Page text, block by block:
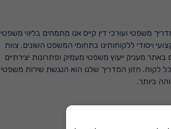
משפטי ועורכי דין קייס אנו מתמחים בליווי משפטי
ויסודי ללקוחותינו בתחומי המשפט השונים. צוות
באתר מעניק ייעוץ משפטי מעמיק ופתרונות יצירתיים
לקוח. חזון המדריך שלנו הוא הנגשת שירות משפטי
ביותר.
←